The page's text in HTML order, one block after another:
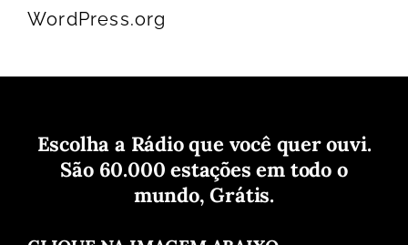
WordPress.org
Escolha a Rádio que você quer ouvi.
São 60.000 estações em todo o
mundo, Grátis.